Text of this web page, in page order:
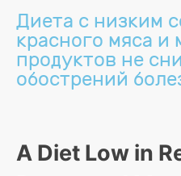
Диета с низким
красного мяса и
продуктов не
обострений
A Diet Low in